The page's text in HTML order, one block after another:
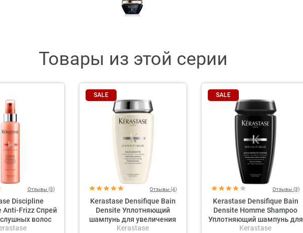
Товары из этой серии
Отзывы (3)
Discipline
Anti-Frizz Спрей
волос
SALE
Отзывы (4)
Kerastase Densifique Bain
Densite Уплотняющий
шампунь для увеличения
густоты волос
Kerastase
SALE
Отзывы (3)
Kerastase Densifique Bain
Densite Homme Shampoo
Уплотняющий шампунь для
увеличения густоты волос
Kerastase